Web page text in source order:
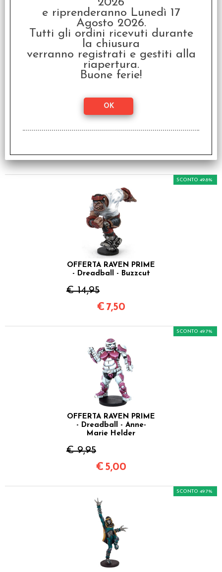
OFFERTA RAVEN PRIME
- Dreadball - The
Futuristic Sports Game
€40,00
OFFERTA RAVEN PRIME
- Dreadball - Buzzcut
€ 14,95
SCONTO 49.8%
€ 7,50
OFFERTA RAVEN PRIME
- Dreadball - Anne-
Marie Helder
€ 9,95
SCONTO 49.7%
€ 5,00
SCONTO 49.7%
2026
e riprenderanno Lunedì 17
Agosto 2026.
Tutti gli ordini ricevuti durante
la chiusura
verranno registrati e gestiti alla
riapertura.
Buone ferie!